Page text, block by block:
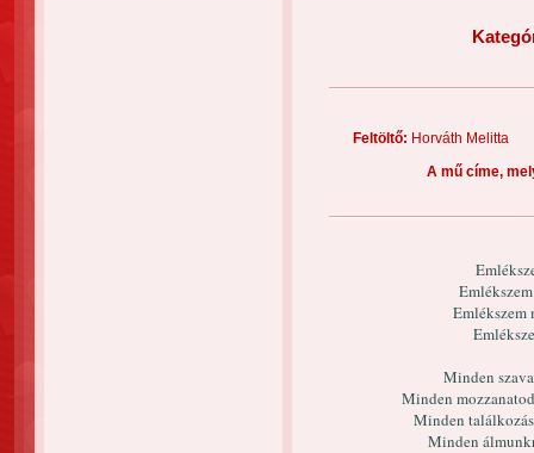
Feltöltő: Horváth
A mű címe,
Emlékszem
Minden
Minden
Minden
Minden